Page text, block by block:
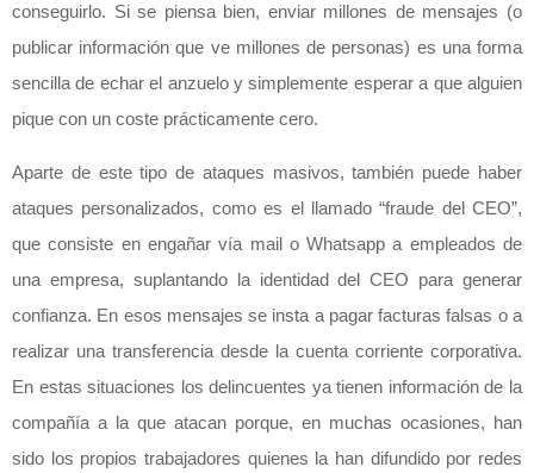
conseguirlo. Si se piensa bien, enviar millones de mensajes (o
publicar información que ve millones de personas) es una forma
sencilla de echar el anzuelo y simplemente esperar a que alguien
pique con un coste prácticamente cero.
Aparte de este tipo de ataques masivos, también puede haber
ataques personalizados, como es el llamado “fraude del CEO”,
que consiste en engañar vía mail o Whatsapp a empleados de
una empresa, suplantando la identidad del CEO para generar
confianza. En esos mensajes se insta a pagar facturas falsas o a
realizar una transferencia desde la cuenta corriente corporativa.
En estas situaciones los delincuentes ya tienen información de la
compañía a la que atacan porque, en muchas ocasiones, han
sido los propios trabajadores quienes la han difundido por redes